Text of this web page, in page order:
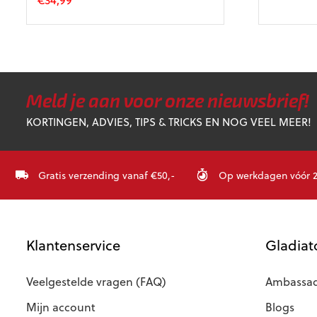
Deze
optie
kan
worden
op
de
productpagina
Meld je aan voor onze nieuwsbrief!
KORTINGEN, ADVIES, TIPS & TRICKS EN NOG VEEL MEER!
Gratis verzending vanaf €50,-
Op werkdagen vóór
Klantenservice
Veelgestelde vragen (FAQ)
Mijn account
Blogs